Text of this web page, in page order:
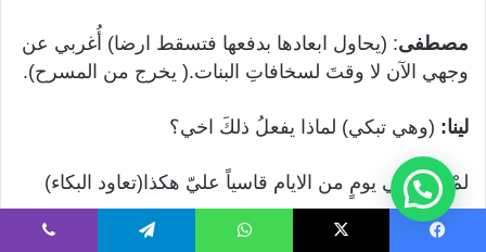
مصطفى: (يحاول ابعادها بدفعها فتسقط ارضا) أُغربي عن
وجهي الآن لا وقتَ لسخافاتِ البنات.( يخرج من المسرح).
لينا: (وهي تبكي) لماذا يفعلُ ذلكَ اخي؟
لمْ يكنْ في يومٍ من الايام قاسياً عليّ هكذا(تعاود البكاء)
سأترك لهم البيت واغادر، فكلُ من فيهِ لا يُطاق.(تنظر في